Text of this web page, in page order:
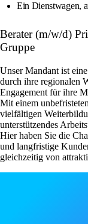
Ein Dienstwagen,
Berater (m/w/d)
Gruppe
Unser Mandant ist
durch ihre regionalen
Engagement für ihre
Mit einem
vielfältigen
unterstützendes
Hier haben Sie die
und langfristige
gleichzeitig von